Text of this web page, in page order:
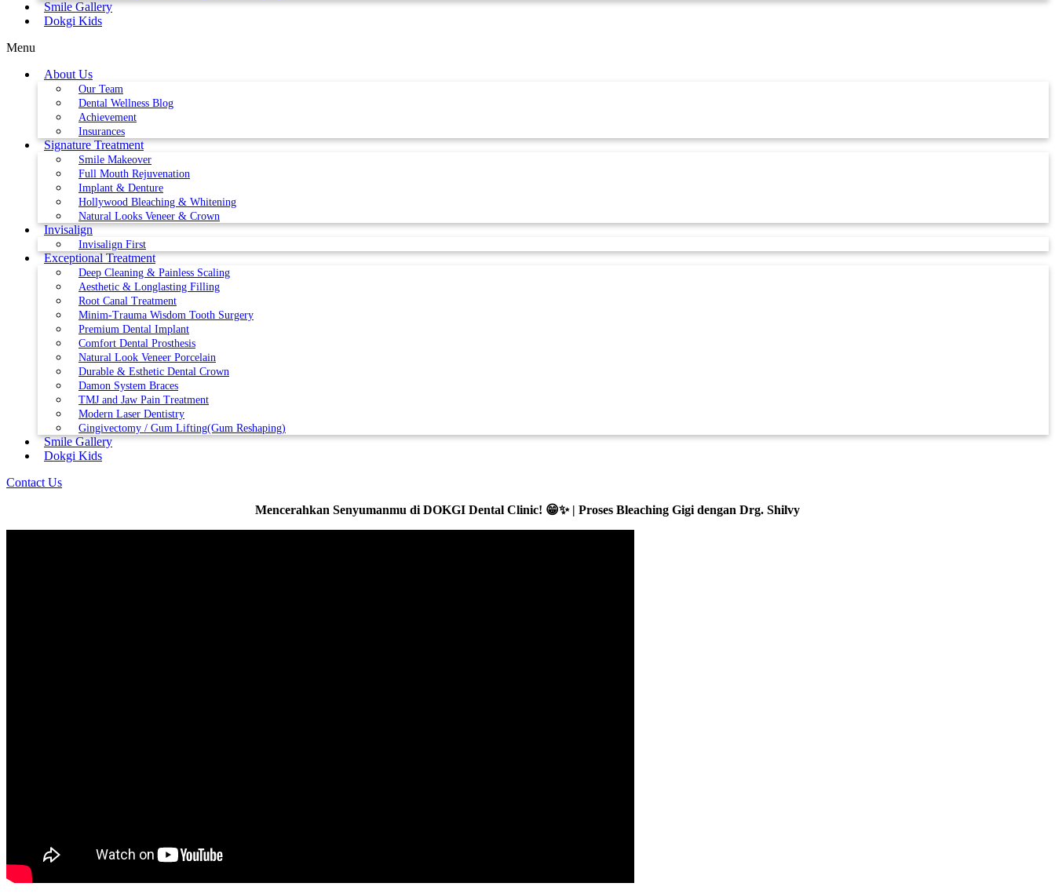
Smile Gallery
Dokgi Kids
Menu
About Us
Our Team
Dental Wellness Blog
Achievement
Insurances
Signature Treatment
Smile Makeover
Full Mouth Rejuvenation
Implant & Denture
Hollywood Bleaching & Whitening
Natural Looks Veneer & Crown
Invisalign
Invisalign First
Exceptional Treatment
Deep Cleaning & Painless Scaling
Aesthetic & Longlasting Filling
Root Canal Treatment
Minim-Trauma Wisdom Tooth Surgery
Premium Dental Implant
Comfort Dental Prosthesis
Natural Look Veneer Porcelain
Durable & Esthetic Dental Crown
Damon System Braces
TMJ and Jaw Pain Treatment
Modern Laser Dentistry
Gingivectomy / Gum Lifting(Gum Reshaping)
Smile Gallery
Dokgi Kids
Contact Us
Mencerahkan Senyumanmu di DOKGI Dental Clinic! 😁✨ | Proses Bleaching Gigi dengan Drg. Shilvy